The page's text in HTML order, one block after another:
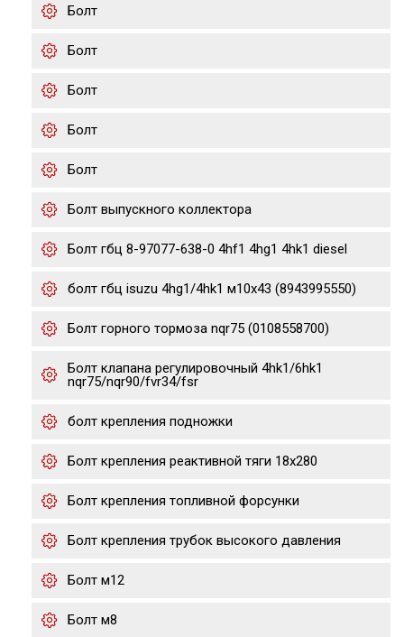
Болт
Болт
Болт
Болт
Болт
Болт выпускного коллектора
Болт гбц 8-97077-638-0 4hf1 4hg1 4hk1 diesel
болт гбц isuzu 4hg1/4hk1 м10х43 (8943995550)
Болт горного тормоза nqr75 (0108558700)
Болт клапана регулировочный 4hk1/6hk1
nqr75/nqr90/fvr34/fsr
болт крепления подножки
Болт крепления реактивной тяги 18x280
Болт крепления топливной форсунки
Болт крепления трубок высокого давления
Болт м12
Болт м8